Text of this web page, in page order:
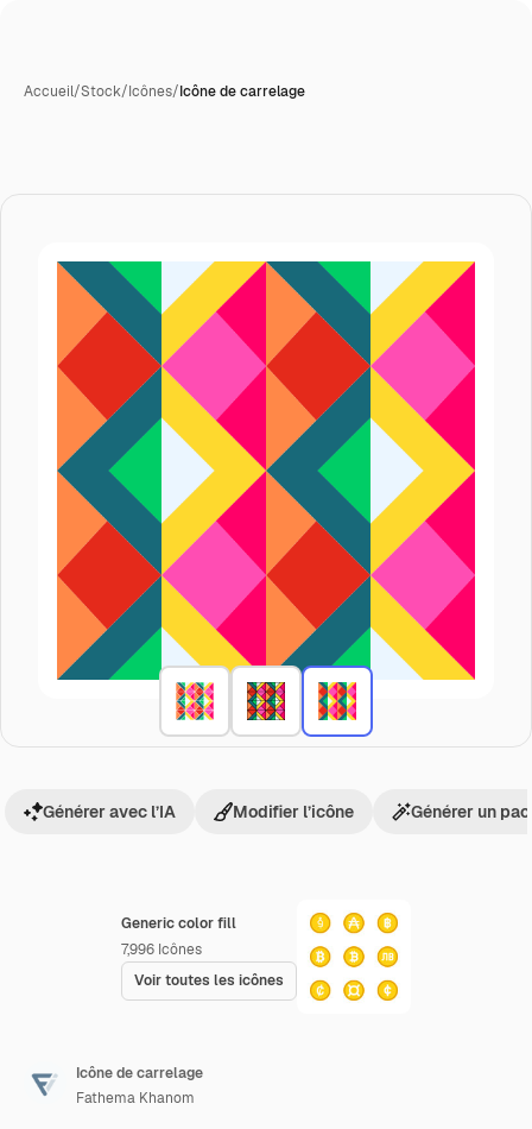
Accueil/Stock/Icônes/Icône de carrelage
Generic color fill
7,996 Icônes
Voir toutes les icônes
Générer avec l’IA Modifier l’icône Générer un
Icône de carrelage
Fathema Khanom